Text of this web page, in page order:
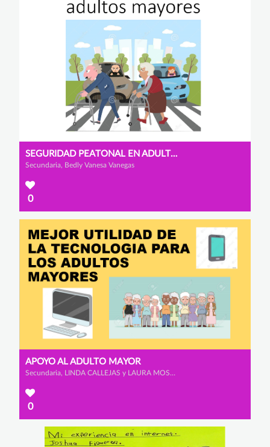
SEGURIDAD PEATONAL EN ADULTOS MAYORES
Secundaria, Bedly Vanesa Vanegas
0
APOYO AL ADULTO MAYOR
Secundaria, LINDA CALLEJAS y LAURA MOSQUERA
0